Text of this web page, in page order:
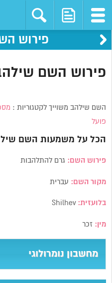
פירוש
פירוש השם
השם שילהב משוייך לקטגוריות :
פועל
הכל על משמעות השם
פירוש השם: גרם להתלהבות
מקור השם: עברית
בלועזית: Shilhev
מין: זכר
מחשבון נומרולוגי